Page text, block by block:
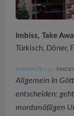
Imbiss, Take
Türkisch, Döner,
KIWIKATZE (122 )
Allgemein In
entscheiden:
mordsmäßigen